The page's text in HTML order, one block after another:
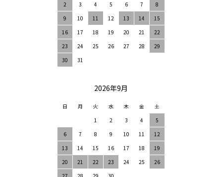
2
3 4 5 6 7
8
9
10 11 12 13 14
15
16
17 18 19 20 21
22
23
24 25 26 27 28
29
30
31
2026年9月
日 月 火 水 木 金
土
1
2 3 4
5
6
7 8 9 10 11
12
13
14 15 16 17 18
19
20
21 22 23 24 25
26